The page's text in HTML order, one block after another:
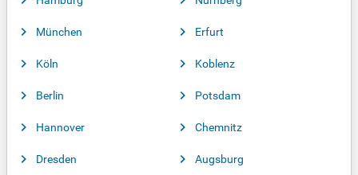
München
Köln
Berlin
Hannover
Dresden
Erfurt
Koblenz
Potsdam
Chemnitz
Augsburg